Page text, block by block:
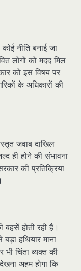
नीति बनाई जा
लोगों को मदद मिल
को इस विषय पर
के अधिकारों की
जवाब दाखिल
ही होने की संभावना
की प्रतिक्रिया
होती रही हैं।
हथियार माना
चिंता व्यक्त की
अहम होगा कि